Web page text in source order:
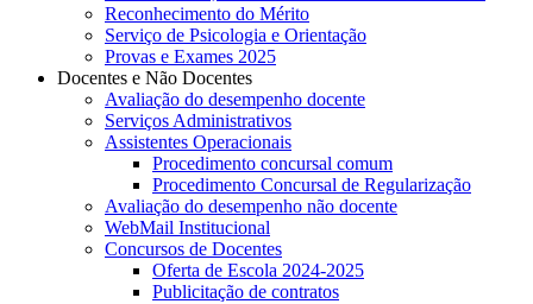
Reconhecimento do Mérito
Serviço de Psicologia e Orientação
Provas e Exames 2025
Docentes e Não Docentes
Avaliação do desempenho docente
Serviços Administrativos
Assistentes Operacionais
Procedimento concursal comum
Procedimento Concursal de Regularização
Avaliação do desempenho não docente
WebMail Institucional
Concursos de Docentes
Oferta de Escola 2024-2025
Publicitação de contratos